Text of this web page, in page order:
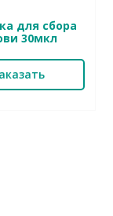
для сбора
30мкл